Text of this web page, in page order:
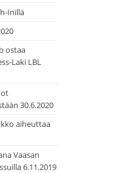
Inillä
ostaa
Laki LBL
30.6.2020
aiheuttaa
Vaasan
6.11.2019